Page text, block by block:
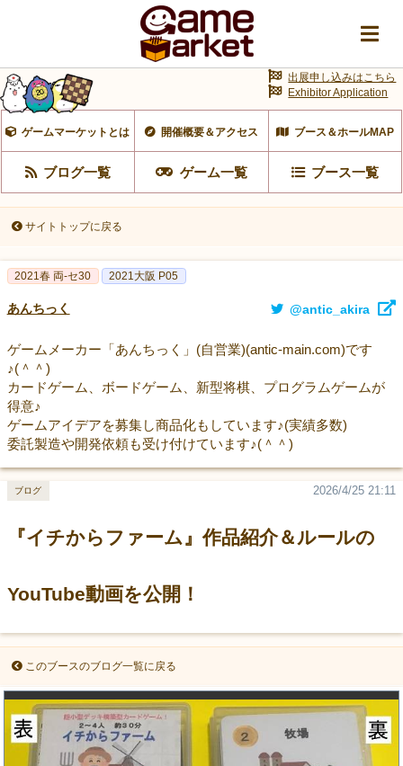
ゲームマーケットとは 開催概要＆アクセス ブース＆ホールMAP
ブログ一覧 ゲーム一覧 ブース一覧
出展申し込みはこちら
Exhibitor Application
サイトトップに戻る
2021春 両-セ30 2021大阪 P05
あんちっく @antic_akira
ゲームメーカー「あんちっく」(自営業)(antic-main.com)です
♪(＾＾)
カードゲーム、ボードゲーム、新型将棋、プログラムゲームが
得意♪
ゲームアイデアを募集し商品化もしています♪(実績多数)
委託製造や開発依頼も受け付けています♪(＾＾)
『イチからファーム』作品紹介＆ルールの
YouTube動画を公開！
2026/4/25 21:11
ブログ
このブースのブログ一覧に戻る